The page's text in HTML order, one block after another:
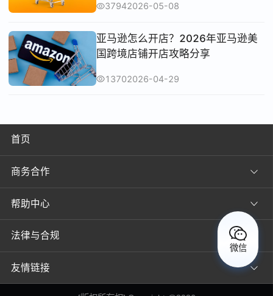
37942026-05-08
亚马逊怎么开店？2026年亚马逊美
国跨境店铺开店攻略分享
13702026-04-29
微信
首页
商务合作
帮助中心
法律与合规
友情链接